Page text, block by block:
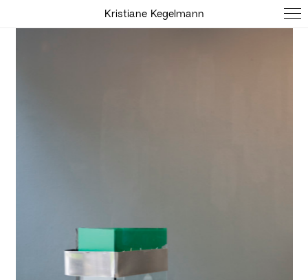
Kristiane Kegelmann